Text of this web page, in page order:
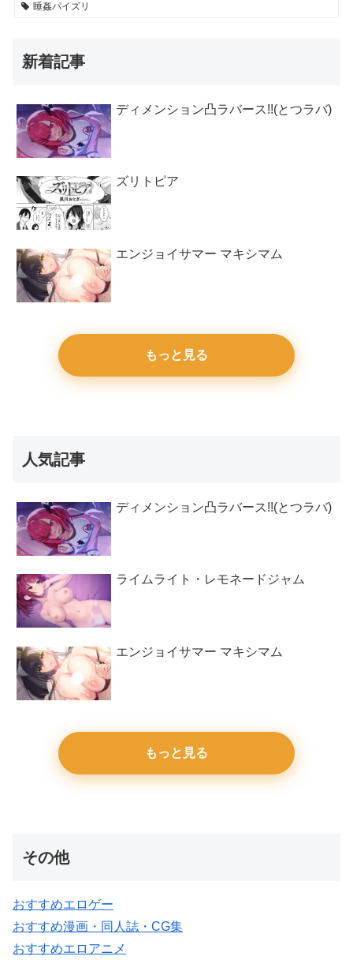
睡姦パイズリ
新着記事
ディメンション凸ラバース!!(とつラバ)
ズリトピア
エンジョイサマー マキシマム
もっと見る
人気記事
ディメンション凸ラバース!!(とつラバ)
ライムライト・レモネードジャム
エンジョイサマー マキシマム
もっと見る
その他
おすすめエロゲー
おすすめ漫画・同人誌・CG集
おすすめエロアニメ